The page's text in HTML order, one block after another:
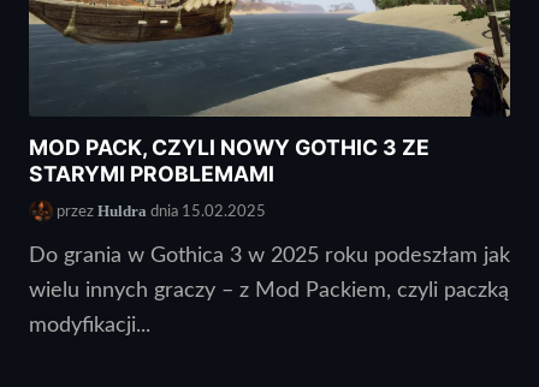
MOD PACK, CZYLI NOWY GOTHIC 3 ZE
STARYMI PROBLEMAMI
przez Huldra dnia 15.02.2025
Do grania w Gothica 3 w 2025 roku podeszłam jak
wielu innych graczy – z Mod Packiem, czyli paczką
modyfikacji...